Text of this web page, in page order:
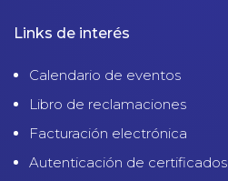
Links de interés
Calendario de eventos
Libro de reclamaciones
Facturación electrónica
Autenticación de certificados